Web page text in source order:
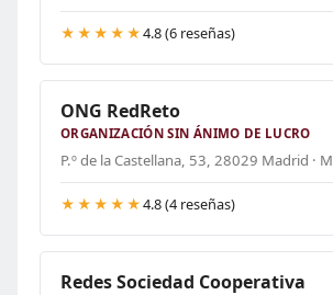
★★★★★4.8 (6 reseñas)
ONG RedReto
ORGANIZACIÓN SIN ÁNIMO DE LUCRO
P.º de la Castellana, 53, 28029 Madrid ·
★★★★★4.8 (4 reseñas)
Redes Sociedad Cooperativa